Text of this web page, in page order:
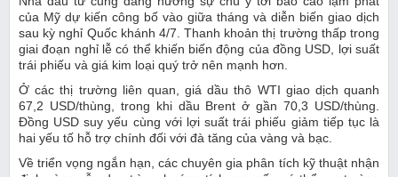
của Mỹ dự kiến công bố vào giữa tháng và diễn biến giao dịch
sau kỳ nghỉ Quốc khánh 4/7. Thanh khoản thị trường thấp trong
giai đoạn nghỉ lễ có thể khiến biến động của đồng USD, lợi suất
trái phiếu và giá kim loại quý trở nên mạnh hơn.
Ở các thị trường liên quan, giá dầu thô WTI giao dịch quanh
67,2 USD/thùng, trong khi dầu Brent ở gần 70,3 USD/thùng.
Đồng USD suy yếu cùng với lợi suất trái phiếu giảm tiếp tục là
hai yếu tố hỗ trợ chính đối với đà tăng của vàng và bạc.
Về triển vọng ngắn hạn, các chuyên gia phân tích kỹ thuật nhận